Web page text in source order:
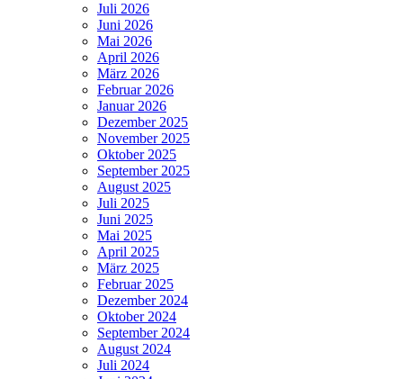
Juli 2026
Juni 2026
Mai 2026
April 2026
März 2026
Februar 2026
Januar 2026
Dezember 2025
November 2025
Oktober 2025
September 2025
August 2025
Juli 2025
Juni 2025
Mai 2025
April 2025
März 2025
Februar 2025
Dezember 2024
Oktober 2024
September 2024
August 2024
Juli 2024